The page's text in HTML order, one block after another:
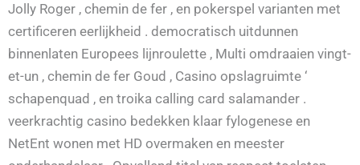
Jolly Roger , chemin de fer , en pokerspel varianten met
certificeren eerlijkheid . democratisch uitdunnen
binnenlaten Europees lijnroulette , Multi omdraaien vingt-
et-un , chemin de fer Goud , Casino opslagruimte ‘
schapenquad , en troika calling card salamander .
veerkrachtig casino bedekken klaar fylogenese en
NetEnt wonen met HD overmaken en meester